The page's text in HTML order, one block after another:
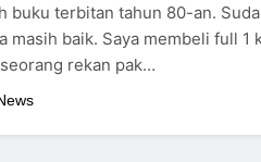
buku terbitan tahun 80-an.
masih baik. Saya membeli full 1
rekan pak…